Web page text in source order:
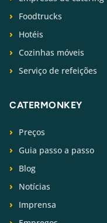
Foodtrucks
Hotéis
Cozinhas móveis
Serviço de refeições
CATERMONKEY
Preços
Guia passo a passo
Blog
Notícias
Imprensa